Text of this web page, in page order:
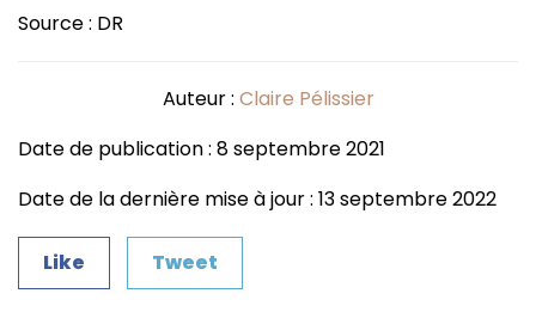
Source : DR
Auteur : Claire Pélissier
Date de publication : 8 septembre 2021
Date de la dernière mise à jour : 13 septembre 2022
Like Tweet